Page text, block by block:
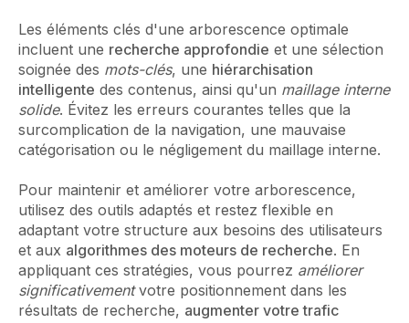
Les éléments clés d'une arborescence optimale
incluent une recherche approfondie et une sélection
soignée des mots-clés, une hiérarchisation
intelligente des contenus, ainsi qu'un maillage interne
solide. Évitez les erreurs courantes telles que la
surcomplication de la navigation, une mauvaise
catégorisation ou le négligement du maillage interne.
Pour maintenir et améliorer votre arborescence,
utilisez des outils adaptés et restez flexible en
adaptant votre structure aux besoins des utilisateurs
et aux algorithmes des moteurs de recherche. En
appliquant ces stratégies, vous pourrez améliorer
significativementvotre positionnement dans les
résultats de recherche, augmenter votre trafic